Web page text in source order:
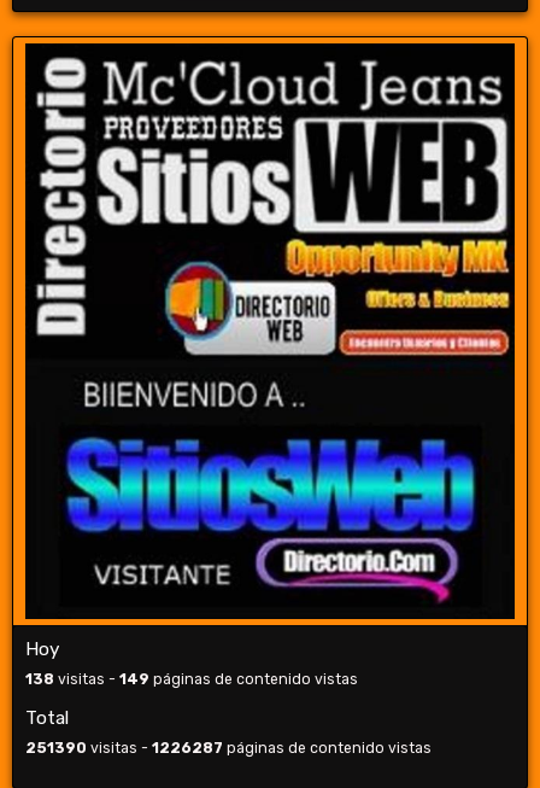
Hoy
138 visitas - 149 páginas de contenido vistas
Total
251390 visitas - 1226287 páginas de contenido vistas